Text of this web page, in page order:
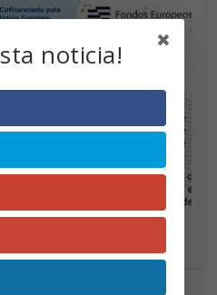
noticia!